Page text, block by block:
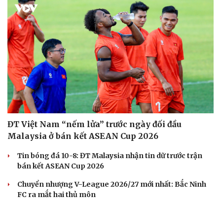
Sức khỏe
Cây thuốc
Sản phụ khoa
Đời sống
Blog
ĐT Việt Nam “nếm lửa” trước ngày đối đầu
Malaysia ở bán kết ASEAN Cup 2026
Tin bóng đá 10-8: ĐT Malaysia nhận tin dữ trước trận
bán kết ASEAN Cup 2026
Chuyển nhượng V-League 2026/27 mới nhất: Bắc Ninh
FC ra mắt hai thủ môn